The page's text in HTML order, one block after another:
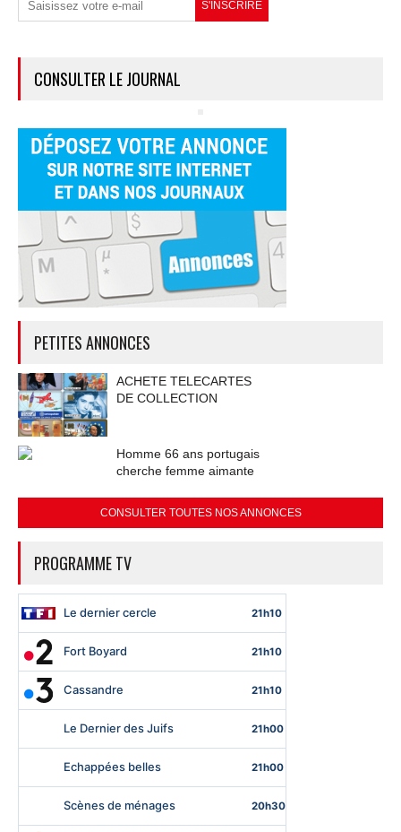
CONSULTER LE JOURNAL
PETITES ANNONCES
ACHETE TELECARTES
DE COLLECTION
Homme 66 ans portugais
cherche femme aimante
CONSULTER TOUTES NOS ANNONCES
PROGRAMME TV